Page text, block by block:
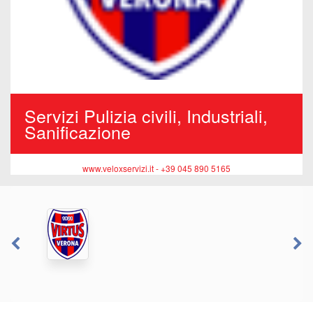
Servizi Pulizia civili, Industriali,
Sanificazione
www.veloxservizi.it - +39 045 890 5165